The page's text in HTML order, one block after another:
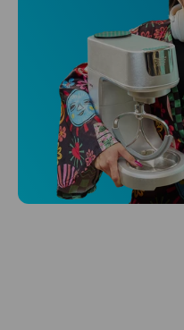
Niceboy ONE Ultra
Hlídá ti zdraví, spánek
tomu platí.